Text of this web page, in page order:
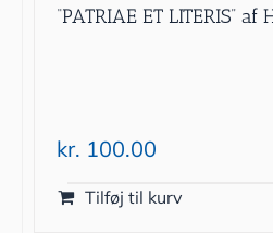
“PATRIAE ET LITERIS”
kr. 100.00
Tilføj til kurv